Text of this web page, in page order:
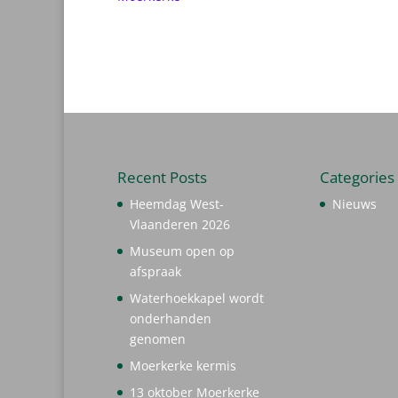
Recent Posts
Heemdag West-
Vlaanderen 2026
Museum open op
afspraak
Waterhoekkapel wordt
onderhanden
genomen
Moerkerke kermis
13 oktober Moerkerke
Categories
Nieuws